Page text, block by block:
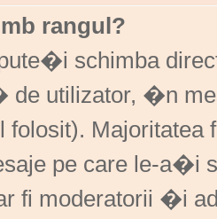
rangul?
schimba
de utilizator, �n
folosit).
pe care le-a�i
fi moderatorii �i